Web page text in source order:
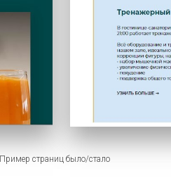
Пример страниц было/стало